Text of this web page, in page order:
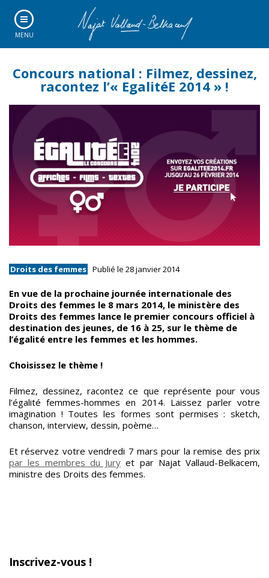
MENU
Concours national : Filmez, dessinez,
racontez l’« EgalitéE 2014 » !
Droits des femmes Publié le 28 janvier 2014
En vue de la prochaine journée internationale des
Droits des femmes le 8 mars 2014, le ministère des
Droits des femmes lance le premier concours officiel à
destination des jeunes, de 16 à 25, sur le thème de
l’égalité entre les femmes et les hommes.
Choisissez le thème !
Filmez, dessinez, racontez ce que représente pour vous
l’égalité femmes-hommes en 2014. Laissez parler votre
imagination ! Toutes les formes sont permises : sketch,
chanson, interview, dessin, poème…
Et réservez votre vendredi 7 mars pour la remise des prix
par les membres du Jury et par Najat Vallaud-Belkacem,
ministre des Droits des femmes.
Inscrivez-vous !